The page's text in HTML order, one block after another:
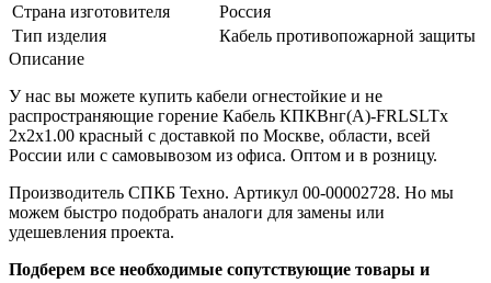
Страна изготовителя
Россия
Тип изделия
Кабель противопожарной защиты
Описание
У нас вы можете купить кабели огнестойкие и не
распространяющие горение Кабель КПКВнг(А)-FRLSLTx
2х2х1.00 красный с доставкой по Москве, области, всей
России или с самовывозом из офиса. Оптом и в розницу.
Производитель СПКБ Техно. Артикул 00-00002728. Но мы
можем быстро подобрать аналоги для замены или
удешевления проекта.
Подберем все необходимые сопутствующие товары и